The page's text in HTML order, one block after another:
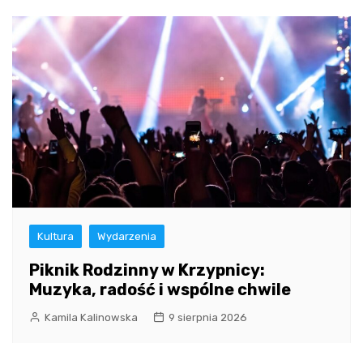
Kultura Wydarzenia
Piknik Rodzinny w Krzypnicy:
Muzyka, radość i wspólne chwile
Kamila Kalinowska 9 sierpnia 2026